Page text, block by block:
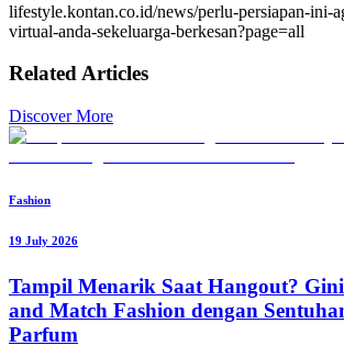
lifestyle.kontan.co.id/news/perlu-persiapan-ini-
virtual-anda-sekeluarga-berkesan?page=all
Related Articles
Discover More
Fashion
19 July 2026
Tampil Menarik Saat Hangout?
and Match Fashion dengan
Parfum